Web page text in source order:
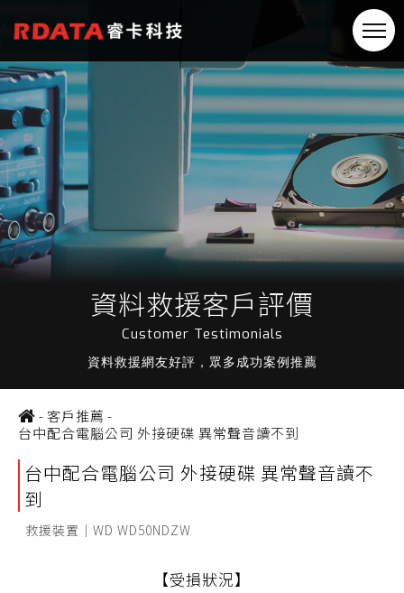
資料救援客戶評價
Customer Testimonials
資料救援網友好評，眾多成功案例推薦
-客戶推薦 -
台中配合電腦公司 外接硬碟 異常聲音讀不到
台中配合電腦公司 外接硬碟 異常聲音讀不
到
救援裝置｜WD WD50NDZW
【受損狀況】